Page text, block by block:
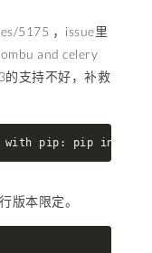
5175 ，issue里
and celery
的支持不好，补救
with pip: pip install
版本限定。